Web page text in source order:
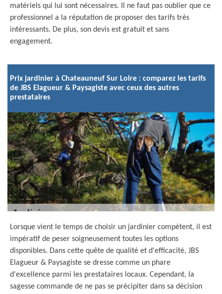
matériels qui lui sont nécessaires. Il ne faut pas oublier que ce
professionnel a la réputation de proposer des tarifs très
intéressants. De plus, son devis est gratuit et sans
engagement.
Prix jardinier à Chateauneuf Sur Loire : comparez les tarifs
de JBS Elagueur & Paysagiste avec ceux des autres
prestataires
Lorsque vient le temps de choisir un jardinier compétent, il est
impératif de peser soigneusement toutes les options
disponibles. Dans cette quête de qualité et d'efficacité, JBS
Elagueur & Paysagiste se dresse comme un phare
d'excellence parmi les prestataires locaux. Cependant, la
sagesse commande de ne pas se précipiter dans sa décision